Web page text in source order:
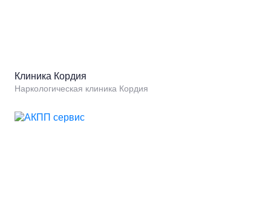
Клиника Кордия
Наркологическая клиника Кордия